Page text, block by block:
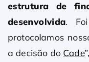
estrutura de
desenvolvida.
protocolamos
a decisão do Cade